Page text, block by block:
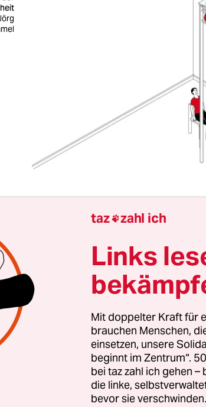
organisierte,
orientierte, von
, Privatisierungs-
gekennzeichnete
Ungleichheit als wesentlichem
ist die
wachsende Ungleichheit
wenn nicht der ganzen
unter der Ungleichheit etwas
weder biologisch noch sozial
ihrem Alter, ihrem Geschlecht,
taz zahl ich
Links
Mit doppelter Kraft für
brauchen Menschen,
einsetzen, unsere
beginnt im Zentrum“.
bei taz zahl ich gehen
die linke,
bevor sie